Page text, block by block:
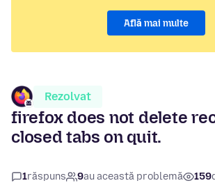
Află mai multe
Rezolvat
firefox does not delete
closed tabs on quit.
1răspuns 9au această problemă 159